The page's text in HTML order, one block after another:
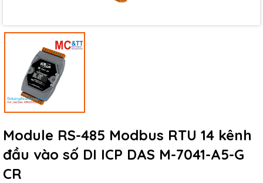
Module RS-485 Modbus RTU 14 kênh
đầu vào số DI ICP DAS M-7041-A5-G
CR
Điều kiện: